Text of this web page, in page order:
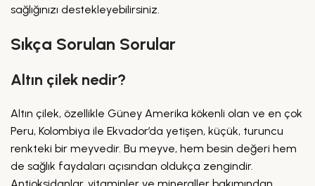
sağlığınızı destekleyebilirsiniz.
Sıkça Sorulan Sorular
Altın çilek nedir?
Altın çilek, özellikle Güney Amerika kökenli olan ve en çok
Peru, Kolombiya ile Ekvador’da yetişen, küçük, turuncu
renkteki bir meyvedir. Bu meyve, hem besin değeri hem
de sağlık faydaları açısından oldukça zengindir.